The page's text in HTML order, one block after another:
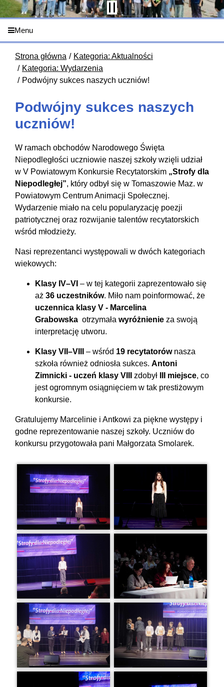
Menu
Strona główna
Kategoria: Aktualności
Kategoria: Wydarzenia
Podwójny sukces naszych uczniów!
Podwójny sukces naszych
uczniów!
W ramach obchodów Narodowego Święta
Niepodległości uczniowie naszej szkoły wzięli udział
w V Powiatowym Konkursie Recytatorskim „Strofy dla
Niepodległej”, który odbył się w Tomaszowie Maz. w
Powiatowym Centrum Animacji Społecznej.
Wydarzenie miało na celu popularyzację poezji
patriotycznej oraz rozwijanie talentów recytatorskich
wśród młodzieży.
Nasi reprezentanci występowali w dwóch kategoriach
wiekowych:
Klasy IV–VI – w tej kategorii zaprezentowało się
aż 36 uczestników. Miło nam poinformować, że
uczennica klasy V - Marcelina
Grabowska otrzymała wyróżnienie za swoją
interpretację utworu.
Klasy VII–VIII – wśród 19 recytatorównasza
szkoła również odniosła sukces. Antoni
Zimnicki - uczeń klasy VIII zdobył III miejsce, co
jest ogromnym osiągnięciem w tak prestiżowym
konkursie.
Gratulujemy Marcelinie i Antkowi za piękne występy i
godne reprezentowanie naszej szkoły. Uczniów do
konkursu przygotowała pani Małgorzata Smolarek.